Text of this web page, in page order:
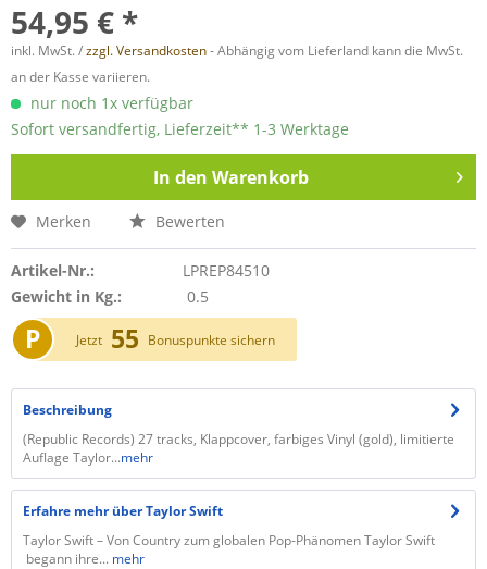
54,95 € *
inkl. MwSt. /zzgl. Versandkosten- Abhängig vom Lieferland kann die MwSt.
an der Kasse variieren.
nur noch 1x verfügbar
Sofort versandfertig, Lieferzeit** 1-3 Werktage
In den Warenkorb
Merken Bewerten
Artikel-Nr.:
LPREP84510
Gewicht in Kg.:
0.5
P Jetzt 55 Bonuspunkte sichern
Beschreibung
(Republic Records) 27 tracks, Klappcover, farbiges Vinyl (gold), limitierte
Auflage Taylor...mehr
Erfahre mehr über Taylor Swift
Taylor Swift – Von Country zum globalen Pop-Phänomen Taylor Swift
begann ihre... mehr